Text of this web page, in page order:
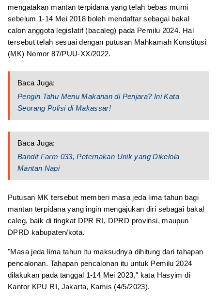
mengatakan mantan terpidana yang telah bebas murni
sebelum 1-14 Mei 2018 boleh mendaftar sebagai bakal
calon anggota legislatif (bacaleg) pada Pemilu 2024. Hal
tersebut telah sesuai dengan putusan Mahkamah Konstitusi
(MK) Nomor 87/PUU-XX/2022.
Baca Juga:
Pengin Tahu Menu Makanan di Penjara? Ini Kata
Seorang Polisi di Makassar!
Baca Juga:
Bandit Farm 033, Peternakan Unik yang Dikelola
Mantan Napi
Putusan MK tersebut memberi masa jeda lima tahun bagi
mantan terpidana yang ingin mengajukan diri sebagai bakal
caleg, baik di tingkat DPR RI, DPRD provinsi, maupun
DPRD kabupaten/kota.
"Masa jeda lima tahun itu maksudnya dihitung dari tahapan
pencalonan. Tahapan pencalonan itu untuk Pemilu 2024
dilakukan pada tanggal 1-14 Mei 2023," kata Hasyim di
Kantor KPU RI, Jakarta, Kamis (4/5/2023).